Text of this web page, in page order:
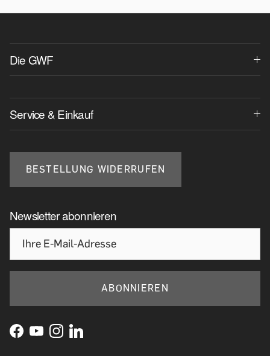
Die GWF
Service & Einkauf
BESTELLUNG WIDERRUFEN
Newsletter abonnieren
ABONNIEREN